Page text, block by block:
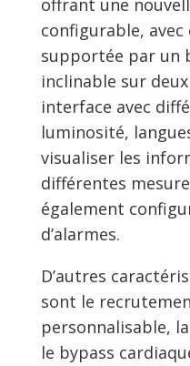
offrant une
configurable,
supportée par un
inclinable sur
interface avec
luminosité,
visualiser les
différentes
également
d’alarmes.
D’autres
sont le
personnalisable,
le bypass